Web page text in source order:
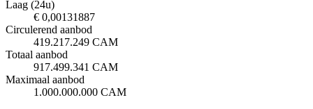
Laag (24u)
€ 0,00131887
Circulerend aanbod
419.217.249 CAM
Totaal aanbod
917.499.341 CAM
Maximaal aanbod
1.000.000.000 CAM